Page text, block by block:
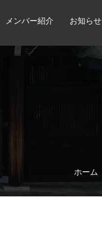
メンバー紹介 お知らせ
ホーム